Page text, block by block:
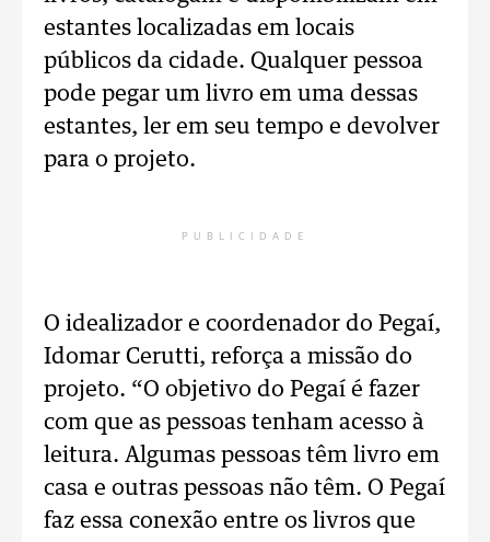
estantes localizadas em locais
públicos da cidade. Qualquer pessoa
pode pegar um livro em uma dessas
estantes, ler em seu tempo e devolver
para o projeto.
PUBLICIDADE
O idealizador e coordenador do Pegaí,
Idomar Cerutti, reforça a missão do
projeto. “O objetivo do Pegaí é fazer
com que as pessoas tenham acesso à
leitura. Algumas pessoas têm livro em
casa e outras pessoas não têm. O Pegaí
faz essa conexão entre os livros que